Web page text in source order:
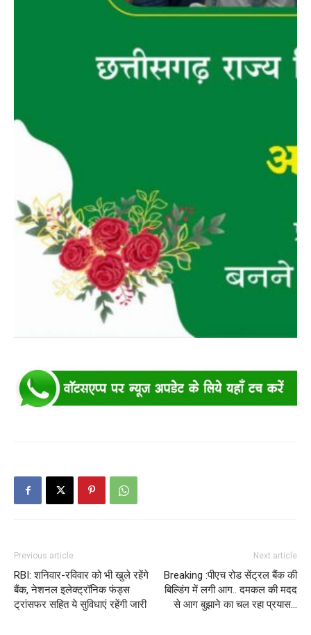
Previous article
RBI: शनिवार-रविवार को भी खुले रहेंगे
बैंक, नेशनल इलेक्ट्रॉनिक फंड्स
ट्रांसफर सहित ये सुविधाएं रहेंगी जारी
Next article
Breaking :पीएच रोड सेंट्रल बैंक की
बिल्डिंग में लगी आग.. दमकल की मदद
से आग बुझाने का चल रहा प्रयास…